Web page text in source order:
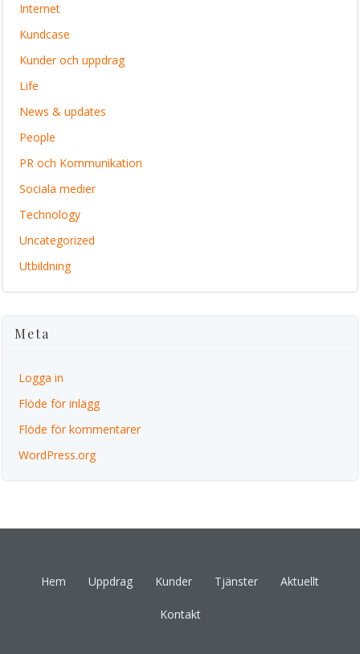
Internet
Kundcase
Kunder och uppdrag
Life
News & updates
People
PR och Kommunikation
Sociala medier
Technology
Uncategorized
Utbildning
Meta
Logga in
Flöde för inlägg
Flöde för kommentarer
WordPress.org
Hem Uppdrag Kunder Tjänster Aktuellt
Kontakt